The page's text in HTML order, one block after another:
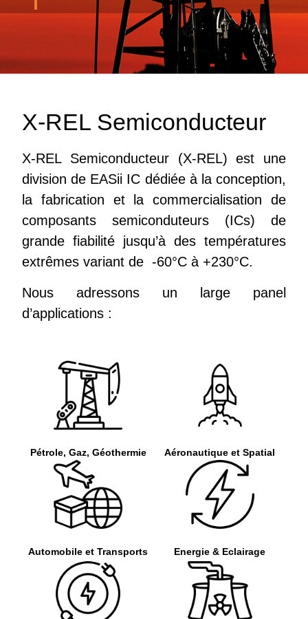
X-REL Semiconducteur
X-REL Semiconducteur (X-REL) est une
division de EASii IC dédiée à la conception,
la fabrication et la commercialisation de
composants semiconduteurs (ICs) de
grande fiabilité jusqu’à des températures
extrêmes variant de -60°C à +230°C.
Nous adressons un large panel
d’applications :
Pétrole, Gaz, Géothermie Aéronautique et Spatial
Automobile et Transports Energie & Eclairage